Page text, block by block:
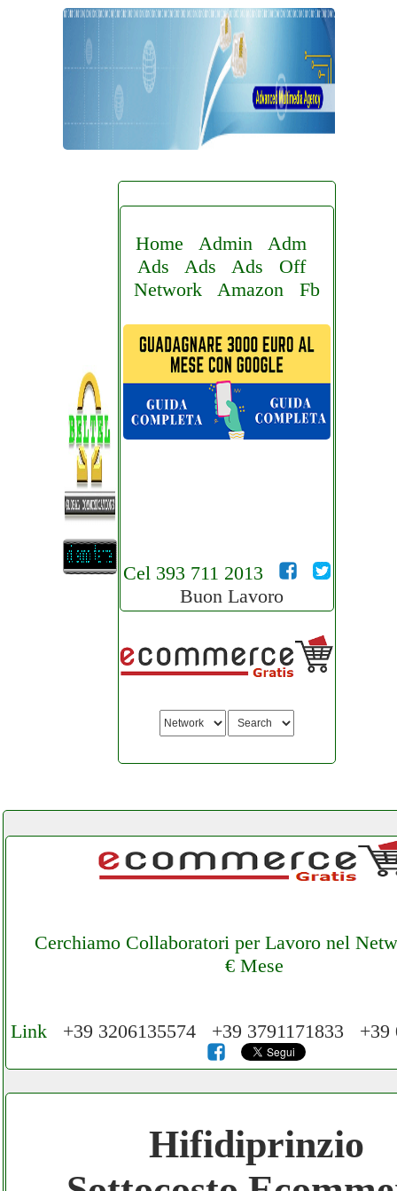
Home Admin
Adm
Ads
Ads Ads
Off
Network
Amazon Fb
Cel 393 711 2013
Buon Lavoro
Cerchiamo Collaboratori per Lavoro nel
€ Mese
Cerchiamo Collaboratori per Lavoro nel
3.000 € Mese
Gratis registra il tuo Ecommerce nel
Link+39 3206135574 +39 3791171833 +39
Hifidiprinzio